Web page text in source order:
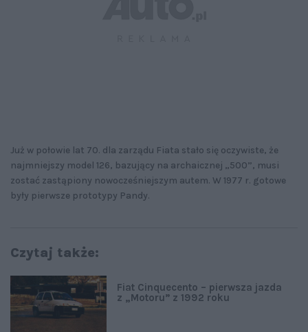
Już w połowie lat 70. dla zarządu Fiata stało się oczywiste, że
najmniejszy model 126, bazujący na archaicznej „500”, musi
zostać zastąpiony nowocześniejszym autem. W 1977 r. gotowe
były pierwsze prototypy Pandy.
Czytaj także:
Fiat Cinquecento – pierwsza jazda
z „Motoru” z 1992 roku